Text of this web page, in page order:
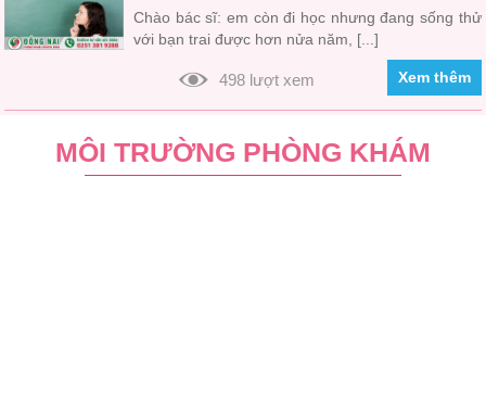
Chào bác sĩ: em còn đi học nhưng đang sống thử
với bạn trai được hơn nửa năm, [...]
498 lượt xem Xem thêm
MÔI TRƯỜNG PHÒNG KHÁM